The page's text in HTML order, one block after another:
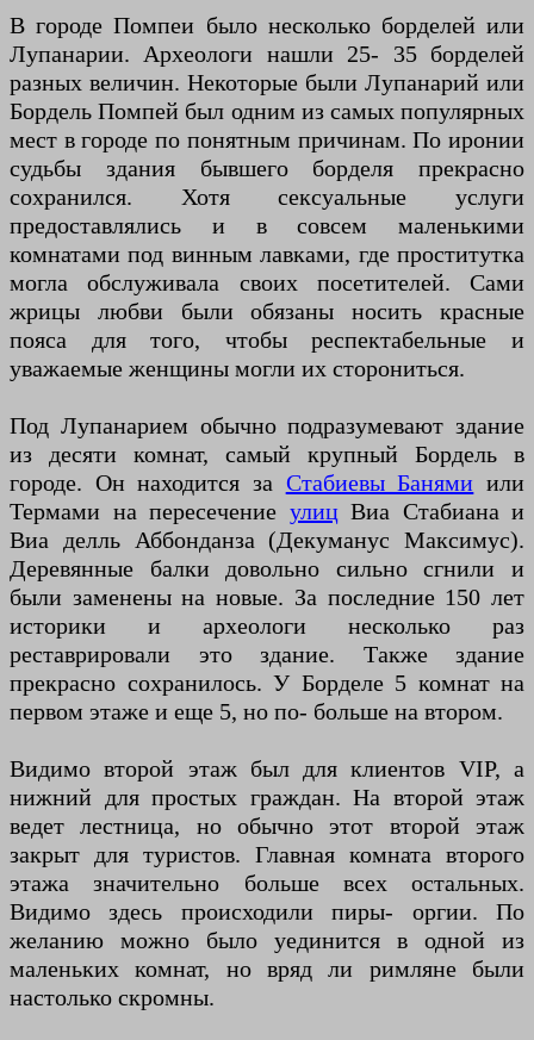
В городе Помпеи было несколько борделей или
Лупанарии. Археологи нашли 25- 35 борделей
разных величин. Некоторые были Лупанарий или
Бордель Помпей был одним из самых популярных
мест в городе по понятным причинам. По иронии
судьбы здания бывшего борделя прекрасно
сохранился. Хотя сексуальные услуги
предоставлялись и в совсем маленькими
комнатами под винным лавками, где проститутка
могла обслуживала своих посетителей. Сами
жрицы любви были обязаны носить красные
пояса для того, чтобы респектабельные и
уважаемые женщины могли их сторониться.
Под Лупанарием обычно подразумевают здание
из десяти комнат, самый крупный Бордель в
городе. Он находится за Стабиевы Банями или
Термами на пересечение улиц Виа Стабиана и
Виа делль Аббонданза (Декуманус Максимус).
Деревянные балки довольно сильно сгнили и
были заменены на новые. За последние 150 лет
историки и археологи несколько раз
реставрировали это здание. Также здание
прекрасно сохранилось. У Борделе 5 комнат на
первом этаже и еще 5, но по- больше на втором.
Видимо второй этаж был для клиентов VIP, а
нижний для простых граждан. На второй этаж
ведет лестница, но обычно этот второй этаж
закрыт для туристов. Главная комната второго
этажа значительно больше всех остальных.
Видимо здесь происходили пиры- оргии. По
желанию можно было уединится в одной из
маленьких комнат, но вряд ли римляне были
настолько скромны.